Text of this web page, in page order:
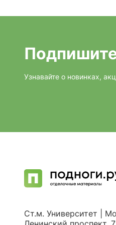
Узнавайте о новинках,
Ст.м. Университет |